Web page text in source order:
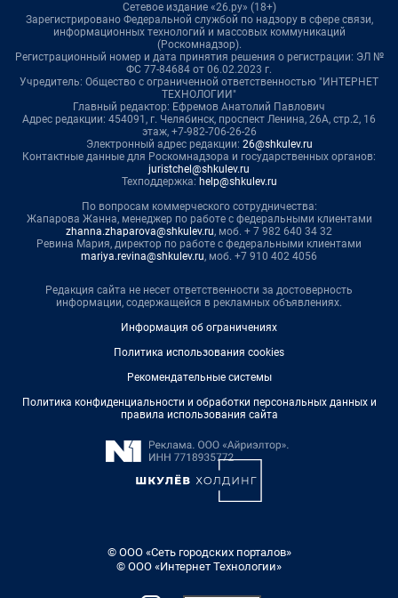
Сетевое издание «26.ру» (18+)
Зарегистрировано Федеральной службой по надзору в сфере связи,
информационных технологий и массовых коммуникаций
(Роскомнадзор).
Регистрационный номер и дата принятия решения о регистрации: ЭЛ №
ФС 77-84684 от 06.02.2023 г.
Учредитель: Общество с ограниченной ответственностью "ИНТЕРНЕТ
ТЕХНОЛОГИИ"
Главный редактор: Ефремов Анатолий Павлович
Адрес редакции: 454091, г. Челябинск, проспект Ленина, 26А, стр.2, 16
этаж, +7-982-706-26-26
Электронный адрес редакции: 26@shkulev.ru
Контактные данные для Роскомнадзора и государственных органов:
juristchel@shkulev.ru
Техподдержка: help@shkulev.ru
По вопросам коммерческого сотрудничества:
Жапарова Жанна, менеджер по работе с федеральными клиентами
zhanna.zhaparova@shkulev.ru, моб. + 7 982 640 34 32
Ревина Мария, директор по работе с федеральными клиентами
mariya.revina@shkulev.ru, моб. +7 910 402 4056
Редакция сайта не несет ответственности за достоверность
информации, содержащейся в рекламных объявлениях.
Информация об ограничениях
Политика использования cookies
Рекомендательные системы
Политика конфиденциальности и обработки персональных данных и
правила использования сайта
© ООО «Сеть городских порталов»
© ООО «Интернет Технологии»